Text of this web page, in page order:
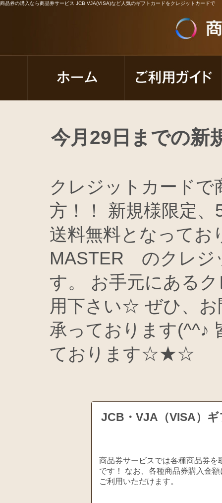
商品券の購入なら商品券サービス JCB VJA(VISA)など人気のギフトカードをクレジットカードで
今月29日までの新
クレジットカードで
方！！ 新規様限定
送料無料となってお
MASTER のクレジ
す。 お手元にある
用下さい☆ ぜひ、お
承っております(^^♪
ております☆★☆
JCB・VJA（VISA）
商品券サービスでは各種商品券
です！ なお、各種商品券購入金
ご利用いただけます。